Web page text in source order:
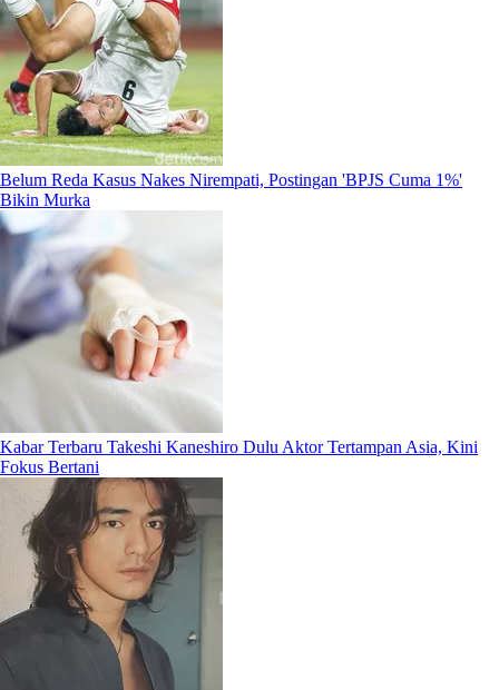
Belum Reda Kasus Nakes Nirempati, Postingan 'BPJS Cuma 1%'
Bikin Murka
Kabar Terbaru Takeshi Kaneshiro Dulu Aktor Tertampan Asia, Kini
Fokus Bertani